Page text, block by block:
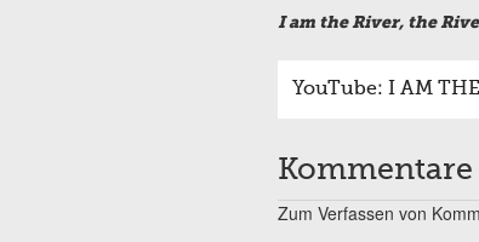
I am the River, the
YouTube: I AM
Kommentare
Zum Verfassen von